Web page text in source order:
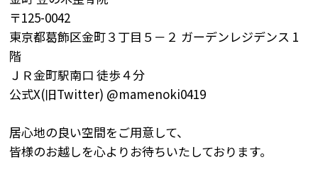
〒125-0042
東京都葛飾区金町３丁目５－２ ガーデンレジデンス 1
階
ＪＲ金町駅南口 徒歩４分
公式X(旧Twitter) @mamenoki0419
居心地の良い空間をご用意して、
皆様のお越しを心よりお待ちいたしております。